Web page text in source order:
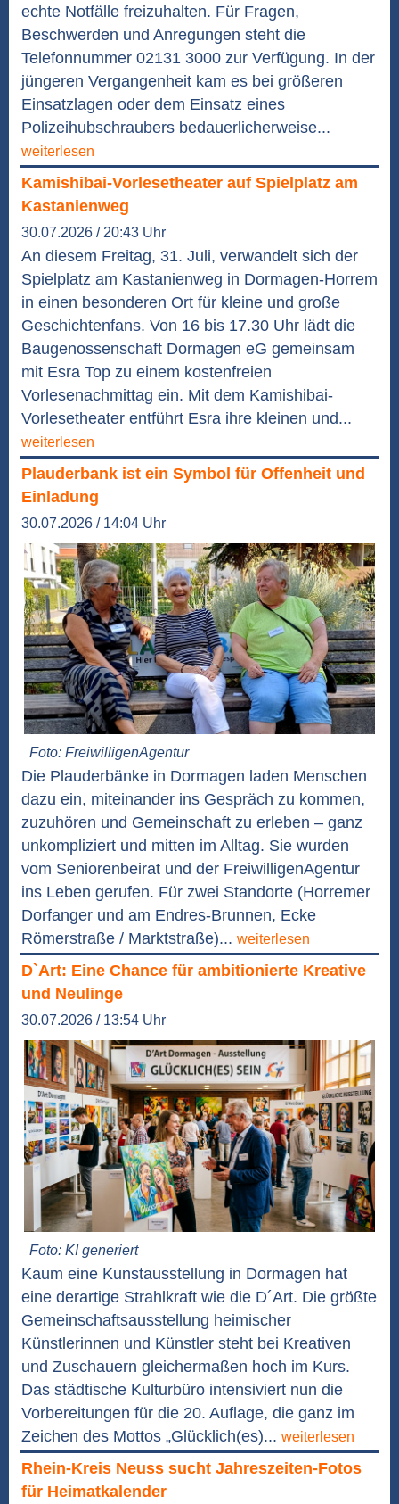
echte Notfälle freizuhalten. Für Fragen,
Beschwerden und Anregungen steht die
Telefonnummer 02131 3000 zur Verfügung. In der
jüngeren Vergangenheit kam es bei größeren
Einsatzlagen oder dem Einsatz eines
Polizeihubschraubers bedauerlicherweise...
weiterlesen
Kamishibai-Vorlesetheater auf Spielplatz am
Kastanienweg
30.07.2026 / 20:43 Uhr
An diesem Freitag, 31. Juli, verwandelt sich der
Spielplatz am Kastanienweg in Dormagen-Horrem
in einen besonderen Ort für kleine und große
Geschichtenfans. Von 16 bis 17.30 Uhr lädt die
Baugenossenschaft Dormagen eG gemeinsam
mit Esra Top zu einem kostenfreien
Vorlesenachmittag ein. Mit dem Kamishibai-
Vorlesetheater entführt Esra ihre kleinen und...
weiterlesen
Plauderbank ist ein Symbol für Offenheit und
Einladung
30.07.2026 / 14:04 Uhr
Foto: FreiwilligenAgentur
Die Plauderbänke in Dormagen laden Menschen
dazu ein, miteinander ins Gespräch zu kommen,
zuzuhören und Gemeinschaft zu erleben – ganz
unkompliziert und mitten im Alltag. Sie wurden
vom Seniorenbeirat und der FreiwilligenAgentur
ins Leben gerufen. Für zwei Standorte (Horremer
Dorfanger und am Endres-Brunnen, Ecke
Römerstraße / Marktstraße)... weiterlesen
D`Art: Eine Chance für ambitionierte Kreative
und Neulinge
30.07.2026 / 13:54 Uhr
Foto: KI generiert
Kaum eine Kunstausstellung in Dormagen hat
eine derartige Strahlkraft wie die D´Art. Die größte
Gemeinschaftsausstellung heimischer
Künstlerinnen und Künstler steht bei Kreativen
und Zuschauern gleichermaßen hoch im Kurs.
Das städtische Kulturbüro intensiviert nun die
Vorbereitungen für die 20. Auflage, die ganz im
Zeichen des Mottos „Glücklich(es)... weiterlesen
Rhein-Kreis Neuss sucht Jahreszeiten-Fotos
für Heimatkalender